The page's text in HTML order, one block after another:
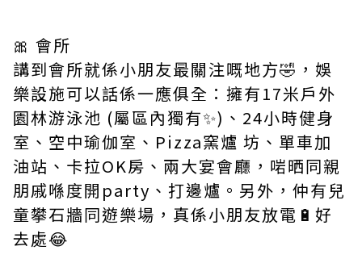
🎀 會所
講到會所就係小朋友最關注嘅地方🤣，娛
樂設施可以話係一應俱全：擁有17米戶外
園林游泳池 (屬區內獨有✨)、24小時健身
室、空中瑜伽室、Pizza窯爐 坊、單車加
油站、卡拉OK房、兩大宴會廳，啱晒同親
朋戚喺度開party、打邊爐。另外，仲有兒
童攀石牆同遊樂場，真係小朋友放電🔋好
去處😂